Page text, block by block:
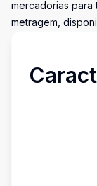
mercadorias para
metragem,